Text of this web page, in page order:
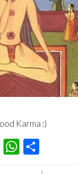
Karma :)
Pinterest